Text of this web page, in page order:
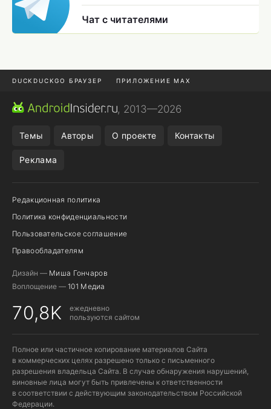
Чат с читателями
DUCKDUCKGO БРАУЗЕР ПРИЛОЖЕНИЕ MAX
ПРИЛОЖЕНИЯ ANDROID
, 2013—2026
Темы Авторы О проекте Контакты
Реклама
Редакционная политика
Политика конфиденциальности
Пользовательское соглашение
Правообладателям
Дизайн — Миша Гончаров
Воплощение — 101 Медиа
70,8K
ежедневно
пользуются сайтом
Полное или частичное копирование материалов Сайта
в коммерческих целях разрешено только с письменного
разрешения владельца Сайта. В случае обнаружения нарушений,
виновные лица могут быть привлечены к ответственности
в соответствии с действующим законодательством Российской
Федерации.